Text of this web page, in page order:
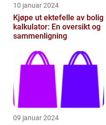
10 januar 2024
Kjøpe ut ektefelle av bolig
kalkulator: En oversikt og
sammenligning
09 januar 2024